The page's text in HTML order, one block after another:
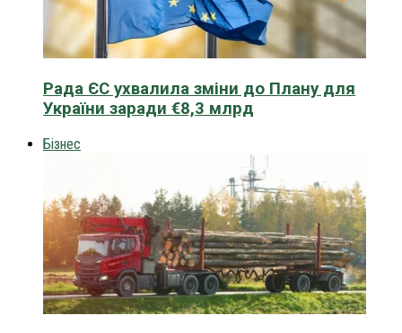
Рада ЄС ухвалила зміни до Плану для
України заради €8,3 млрд
Бізнес